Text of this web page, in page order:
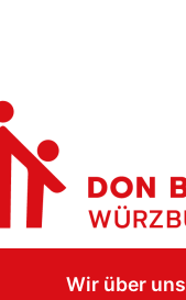
Wir über uns